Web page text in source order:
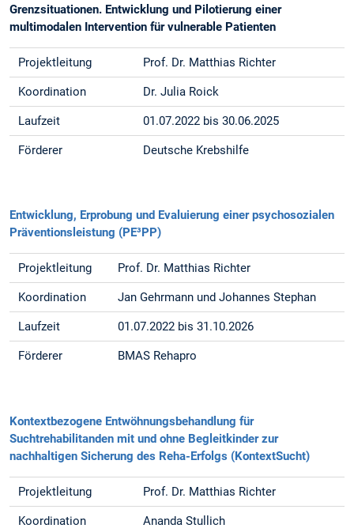
Grenzsituationen. Entwicklung und Pilotierung einer
multimodalen Intervention für vulnerable Patienten
Projektleitung Prof. Dr. Matthias Richter
Koordination Dr. Julia Roick
Laufzeit 01.07.2022 bis 30.06.2025
Förderer Deutsche Krebshilfe
Entwicklung, Erprobung und Evaluierung einer psychosozialen
Präventionsleistung (PE³PP)
Projektleitung Prof. Dr. Matthias Richter
Koordination Jan Gehrmann und Johannes Stephan
Laufzeit 01.07.2022 bis 31.10.2026
Förderer BMAS Rehapro
Kontextbezogene Entwöhnungsbehandlung für
Suchtrehabilitanden mit und ohne Begleitkinder zur
nachhaltigen Sicherung des Reha-Erfolgs (KontextSucht)
Projektleitung Prof. Dr. Matthias Richter
Koordination Ananda Stullich